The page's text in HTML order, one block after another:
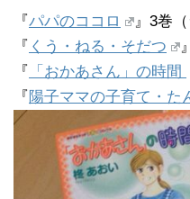
『パパのココロ
』3巻
『 くう・ねる・そだつ
『 「おかあさん」の時間
『陽子ママの子育て・た